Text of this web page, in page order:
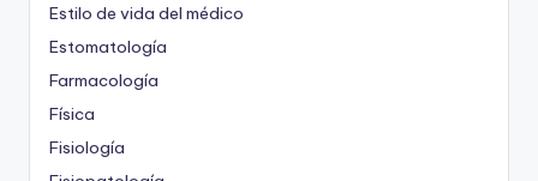
Estilo de vida del médico
Estomatología
Farmacología
Física
Fisiología